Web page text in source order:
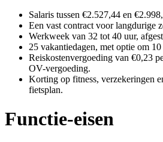
Salaris tussen €2.527,44 en
Een vast contract voor langdurige
Werkweek van 32 tot 40 uur,
25 vakantiedagen, met optie om
Reiskostenvergoeding van €0,23
OV-vergoeding.
Korting op fitness, verzekeringen
fietsplan.
Functie-eisen